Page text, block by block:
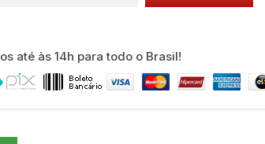
até às 14h para todo o Brasil!